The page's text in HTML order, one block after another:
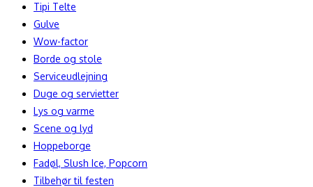
Tipi Telte
Gulve
Wow-factor
Borde og stole
Serviceudlejning
Duge og servietter
Lys og varme
Scene og lyd
Hoppeborge
Fadøl, Slush Ice, Popcorn
Tilbehør til festen